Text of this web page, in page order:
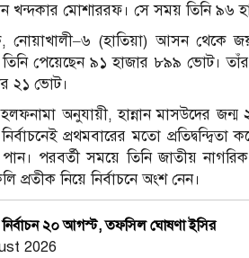
খন্দকার মোশাররফ। সে সময় তিনি ৯৬
নোয়াখালী–৬ (হাতিয়া) আসন থেকে
পেয়েছেন ৯১ হাজার ৮৯৯ ভোট। তাঁর
২১ ভোট।
হলফনামা অনুযায়ী, হান্নান মাসউদের
প্রথমবারের মতো
পান। পরবর্তী সময়ে তিনি জাতীয়
প্রতীক নিয়ে নির্বাচনে অংশ নেন।
নির্বাচন ২০ আগস্ট, তফসিল ঘোষণা ইসির
2026